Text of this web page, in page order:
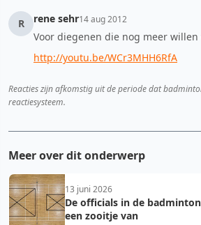
R rene sehr14 aug 2012
Voor diegenen die nog meer
http://youtu.be/WCr3MHH6RfA
Reacties zijn afkomstig uit de periode dat
reactiesysteem.
Meer over dit onderwerp
13 juni 2026
De officials in de
een zooitje van